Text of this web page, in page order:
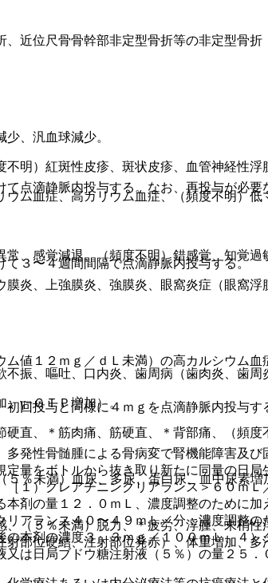
近位尺骨骨幹部非定型骨折等の非定型骨折
、汎血球減少。
明）紅斑性皮疹、斑状皮疹、血管神経性浮
ム血症、高カリウム血症、（頻度不明）低
、感覚減退、（頻度不明）錯感覚、知覚過
炎、上強膜炎、強膜炎、眼窩炎症（眼窩浮
、嘔吐、口内炎、歯周病（歯肉炎、歯周
γ−ＧＴＰ増加）。
、＊筋肉痛、筋硬直、＊背部痛、（頻度
％未満）血尿、多尿、蛋白尿、血中尿素
（５％未満）脱力、＊疲労、浮腫、末梢
部位硬結、注射部位発赤）、体重増加、
点滴静脈内投与する。なお、再投与が必
３〜４週間間隔で点滴静脈内投与する。
値１２ｍｇ／ｄＬ未満）の高カルシウム
回投与と同様に４ｍｇを点滴静脈内投与
発性骨髄腫による骨病変で腎機能障害及
量をボトルから抜き取り新たに同量の日
１）クレアチニンクリアランス＞６０ｍ
剤の量１２．０ｍＬ、濃度調整のために
アランス４０〜４９ｍＬ／分；濃度調整
本剤の濃度３．３ｍｇ／１００ｍＬ、４
は日局ブドウ糖注射液（５％）の量２５